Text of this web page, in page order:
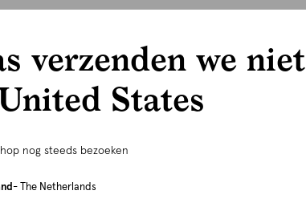
verzenden we niet
States
nog steeds bezoeken
- The Netherlands